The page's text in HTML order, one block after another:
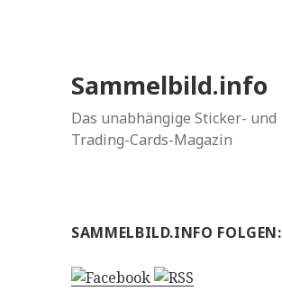
Sammelbild.info
Das unabhängige Sticker- und
Trading-Cards-Magazin
SAMMELBILD.INFO FOLGEN: